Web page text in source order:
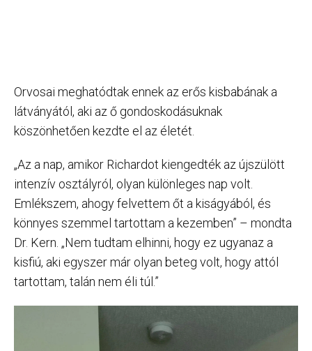
Orvosai meghatódtak ennek az erős kisbabának a
látványától, aki az ő gondoskodásuknak
köszönhetően kezdte el az életét.
„Az a nap, amikor Richardot kiengedték az újszülött
intenzív osztályról, olyan különleges nap volt.
Emlékszem, ahogy felvettem őt a kiságyából, és
könnyes szemmel tartottam a kezemben” – mondta
Dr. Kern. „Nem tudtam elhinni, hogy ez ugyanaz a
kisfiú, aki egyszer már olyan beteg volt, hogy attól
tartottam, talán nem éli túl.”